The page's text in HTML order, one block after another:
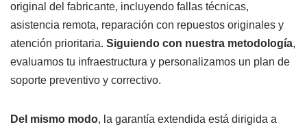
original del fabricante, incluyendo fallas técnicas,
asistencia remota, reparación con repuestos originales y
atención prioritaria. Siguiendo con nuestra metodología,
evaluamos tu infraestructura y personalizamos un plan de
soporte preventivo y correctivo.
Del mismo modo, la garantía extendida está dirigida a